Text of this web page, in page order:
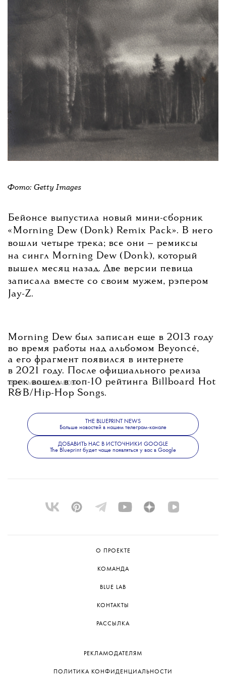
Фото: Getty Images
Бейонсе выпустила новый мини-сборник
«Morning Dew (Donk) Remix Pack». В него
вошли четыре трека; все они — ремиксы
на сингл Morning Dew (Donk), который
вышел месяц назад. Две версии певица
записала вместе со своим мужем, рэпером
Jay-Z.
Morning Dew был записан еще в 2013 году
во время работы над альбомом Beyoncé,
а его фрагмент появился в интернете
в 2021 году. После официального релиза
трек вошел в топ-10 рейтинга Billboard Hot
R&B/Hip-Hop Songs.
ТЕКСТ:МАРИЯ УШАКОВА
THE BLUEPRINT NEWS
Больше новостей в нашем телеграм-канале
ДОБАВИТЬ НАС В ИСТОЧНИКИ GOOGLE
The Blueprint будет чаще появляться у вас в Google
О ПРОЕКТЕ
КОМАНДА
BLUE LAB
КОНТАКТЫ
РАССЫЛКА
РЕКЛАМОДАТЕЛЯМ
ПОЛИТИКА КОНФИДЕНЦИАЛЬНОСТИ